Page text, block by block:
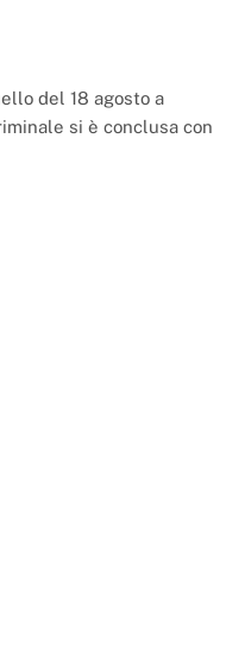
del 18 agosto a
si è conclusa con